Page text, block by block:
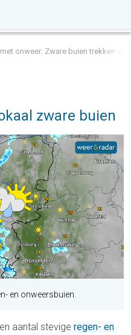
onweer: Zware buien trekken
zware buien
en onweersbuien.
aantal stevige regen- en